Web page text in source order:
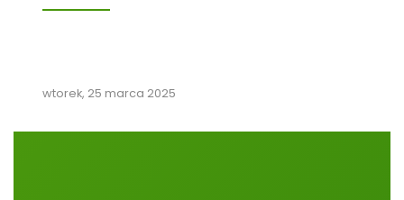
wtorek, 25 marca 2025